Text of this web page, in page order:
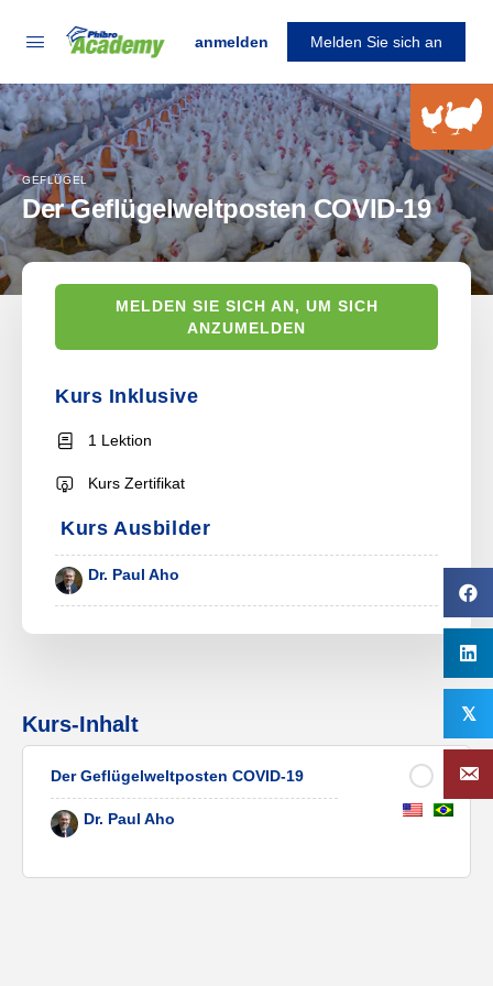
anmelden Melden Sie sich an
GEFLÜGEL
Der Geflügelweltposten COVID-19
Kurs-Inhalt
Der Geflügelweltposten COVID-19
Dr. Paul Aho
MELDEN SIE SICH AN, UM SICH
ANZUMELDEN
Kurs Inklusive
1 Lektion
Kurs Zertifikat
Kurs Ausbilder
Dr. Paul Aho
𝕏